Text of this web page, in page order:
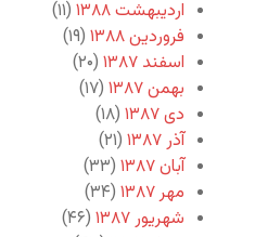
اردیبهشت ۱۳۸۸
(۱۱)
فروردین ۱۳۸۸
(۱۹)
اسفند ۱۳۸۷
(۲۰)
بهمن ۱۳۸۷
(۱۷)
دی ۱۳۸۷
(۱۸)
آذر ۱۳۸۷
(۲۱)
آبان ۱۳۸۷
(۳۳)
مهر ۱۳۸۷
(۳۴)
شهریور ۱۳۸۷
(۴۶)